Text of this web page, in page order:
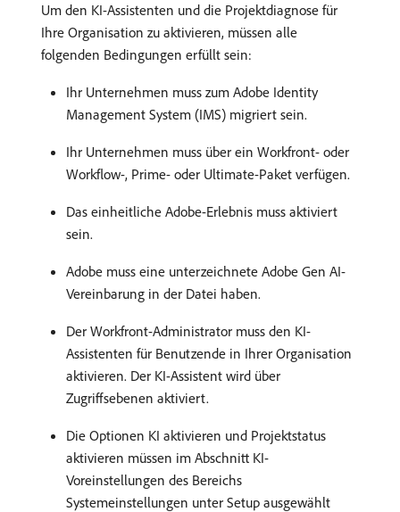
Um den KI-Assistenten und die Projektdiagnose für
Ihre Organisation zu aktivieren, müssen alle
folgenden Bedingungen erfüllt sein:
Ihr Unternehmen muss zum Adobe Identity
Management System (IMS) migriert sein.
Ihr Unternehmen muss über ein Workfront- oder
Workflow-, Prime- oder Ultimate-Paket verfügen.
Das einheitliche Adobe-Erlebnis muss aktiviert
sein.
Adobe muss eine unterzeichnete Adobe Gen AI-
Vereinbarung in der Datei haben.
Der Workfront-Administrator muss den KI-
Assistenten für Benutzende in Ihrer Organisation
aktivieren. Der KI-Assistent wird über
Zugriffsebenen aktiviert.
Die Optionen KI aktivieren und Projektstatus
aktivieren müssen im Abschnitt KI-
Voreinstellungen des Bereichs
Systemeinstellungen unter Setup ausgewählt